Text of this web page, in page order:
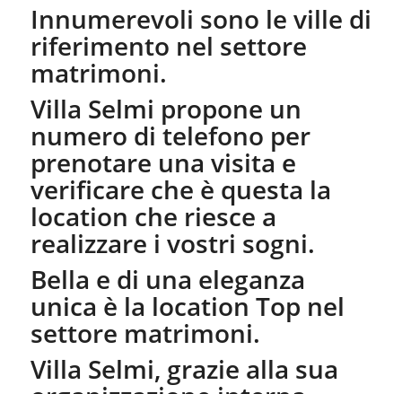
Innumerevoli sono le ville di
riferimento nel settore
matrimoni.
Villa Selmi propone un
numero di telefono per
prenotare una visita e
verificare che è questa la
location che riesce a
realizzare i vostri sogni.
Bella e di una eleganza
unica è la location Top nel
settore matrimoni.
Villa Selmi, grazie alla sua